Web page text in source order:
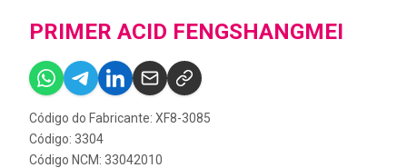
PRIMER ACID FENGSHANGMEI
Código do Fabricante: XF8-3085
Código: 3304
Código NCM: 33042010